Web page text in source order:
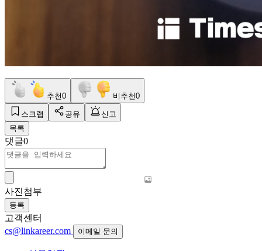
추천0 비추천0
스크랩 공유
신고
목록
댓글0
사진첨부
등록
고객센터
cs@linkareer.com
이메일 문의